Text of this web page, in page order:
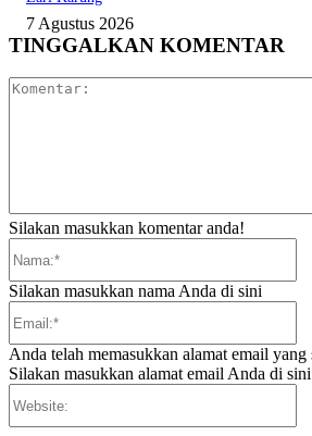
7 Agustus 2026
TINGGALKAN KOMENTAR
Silakan masukkan komentar anda!
Silakan masukkan nama Anda di sini
Anda telah memasukkan alamat email yang
Silakan masukkan alamat email Anda di sini